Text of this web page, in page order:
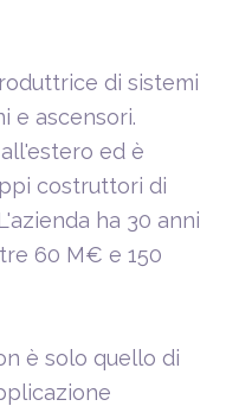
di sistemi
e ascensori.
ed è
costruttori di
ha 30 anni
60 M€ e 150
è solo quello di